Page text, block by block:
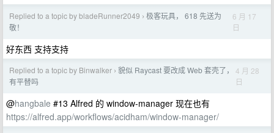
Replied to a topic by bladeRunner2049 › 极客玩具， 618 先送为
敬！
6 月 17
日
好东西 支持支持
Replied to a topic by Binwalker › 貌似 Raycast 要改成 Web 套壳了，
有平替吗
4 月 28
日
@hangbale #13 Alfred 的 window-manager 现在也有
https://alfred.app/workflows/acidham/window-manager/